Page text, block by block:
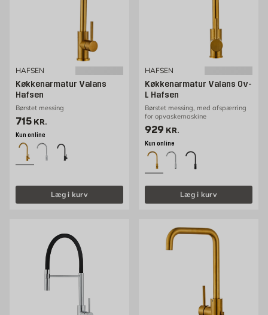
HAFSEN
Køkkenarmatur Valans
Hafsen
Børstet messing
Pris 715 kr. /stk
715 KR.
Kun online
Læg i kurv
HAFSEN
Køkkenarmatur Valans Ov-
L Hafsen
Børstet messing, med afspærring
for opvaskemaskine
Pris 929 kr. /stk
929 KR.
Kun online
Læg i kurv